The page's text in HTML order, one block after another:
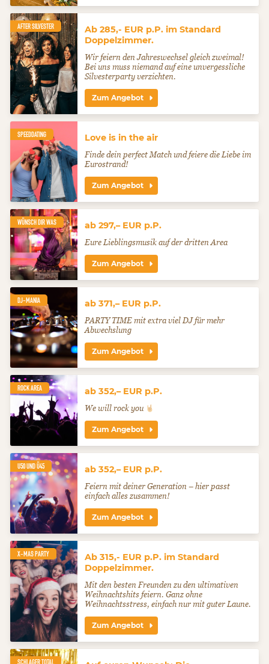
AFTER SILVESTER
Ab 285,- EUR p.P. im Standard
Doppelzimmer.
Wir feiern den Jahreswechsel gleich zweimal!
Bei uns muss niemand auf eine unvergessliche
Silvesterparty verzichten.
Zum Angebot
SPEEDDATING Love is in the air
Finde dein perfect Match und feiere die Liebe im
Eurostrand!
Zum Angebot
WÜNSCH DIR WAS ab 297,– EUR p.P.
Eure Lieblingsmusik auf der dritten Area
Zum Angebot
DJ-MANIA ab 371,– EUR p.P.
PARTY TIME mit extra viel DJ für mehr
Abwechslung
Zum Angebot
ROCK AREA ab 352,– EUR p.P.
We will rock you
Zum Angebot
U50 UND Ü45 ab 352,– EUR p.P.
Feiern mit deiner Generation – hier passt
einfach alles zusammen!
Zum Angebot
X-MAS PARTY
Ab 315,- EUR p.P. im Standard
Doppelzimmer.
Mit den besten Freunden zu den ultimativen
Weihnachtshits feiern. Ganz ohne
Weihnachtsstress, einfach nur mit guter Laune.
Zum Angebot
SCHLAGER TOTAL